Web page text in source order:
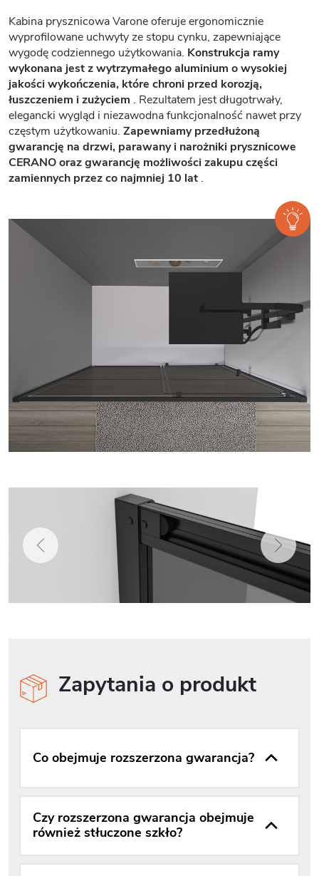
Kabina prysznicowa Varone oferuje ergonomicznie
wyprofilowane uchwyty ze stopu cynku, zapewniające
wygodę codziennego użytkowania. Konstrukcja ramy
wykonana jest z wytrzymałego aluminium o wysokiej
jakości wykończenia, które chroni przed korozją,
łuszczeniem i zużyciem . Rezultatem jest długotrwały,
elegancki wygląd i niezawodna funkcjonalność nawet przy
częstym użytkowaniu. Zapewniamy przedłużoną
gwarancję na drzwi, parawany i narożniki prysznicowe
CERANO oraz gwarancję możliwości zakupu części
zamiennych przez co najmniej 10 lat .
Zapytania o produkt
Co obejmuje rozszerzona gwarancja?
Czy rozszerzona gwarancja obejmuje
również stłuczone szkło?